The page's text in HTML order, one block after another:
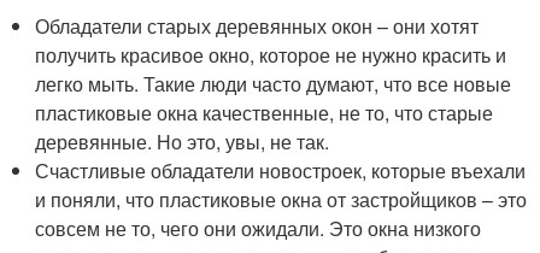
Обладатели старых деревянных окон – они хотят
получить красивое окно, которое не нужно красить и
легко мыть. Такие люди часто думают, что все новые
пластиковые окна качественные, не то, что старые
деревянные. Но это, увы, не так.
Счастливые обладатели новостроек, которые въехали
и поняли, что пластиковые окна от застройщиков – это
совсем не то, чего они ожидали. Это окна низкого